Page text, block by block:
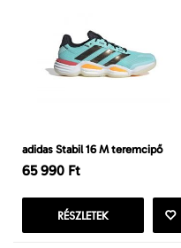
adidas Stabil 16 M teremcipő
65 990 Ft
RÉSZLETEK